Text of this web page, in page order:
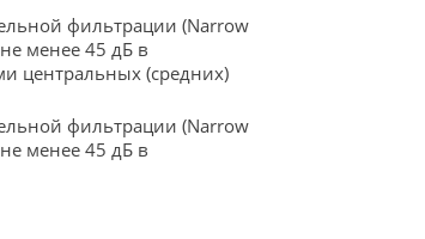
фильтрации (Narrow
менее 45 дБ в
центральных (средних)
фильтрации (Narrow
менее 45 дБ в